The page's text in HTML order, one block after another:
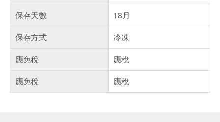
保存天數
18月
保存方式
冷凍
應免稅
應稅
應免稅
應稅